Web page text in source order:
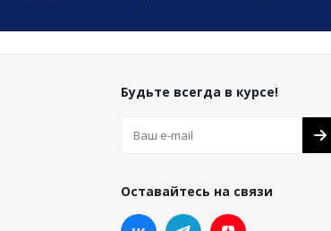
Будьте всегда в курсе!
Оставайтесь на связи